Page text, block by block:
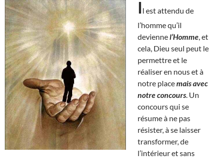
Il est attendu de
l’homme qu’il
deviennel’Homme , et
cela, Dieu seul peut le
permettre et le
réaliser en nous et à
notre placemais avec
notre concours . Un
concours qui se
résume à ne pas
résister, à se laisser
transformer, de
l’intérieur et sans